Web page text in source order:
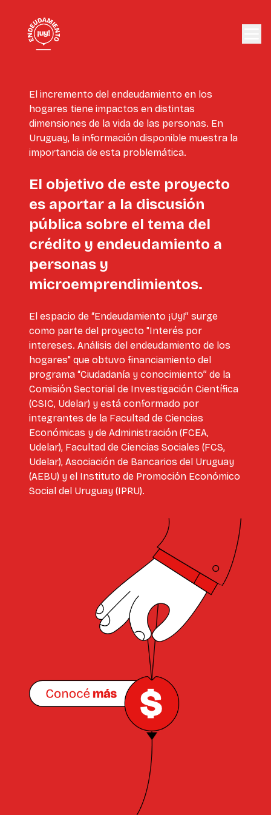
El incremento del endeudamiento en los
hogares tiene impactos en distintas
dimensiones de la vida de las personas. En
Uruguay, la información disponible muestra la
importancia de esta problemática.
El objetivo de este proyecto
es aportar a la discusión
pública sobre el tema del
crédito y endeudamiento a
personas y
microemprendimientos.
El espacio de “Endeudamiento ¡Uy!” surge
como parte del proyecto "Interés por
intereses. Análisis del endeudamiento de los
hogares" que obtuvo financiamiento del
programa “Ciudadanía y conocimiento” de la
Comisión Sectorial de Investigación Científica
(CSIC, Udelar) y está conformado por
integrantes de la Facultad de Ciencias
Económicas y de Administración (FCEA,
Udelar), Facultad de Ciencias Sociales (FCS,
Udelar), Asociación de Bancarios del Uruguay
(AEBU) y el Instituto de Promoción Económico
Social del Uruguay (IPRU).